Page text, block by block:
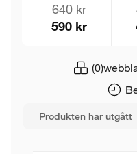
(0)
640 kr
590 kr
Produkten har utgått